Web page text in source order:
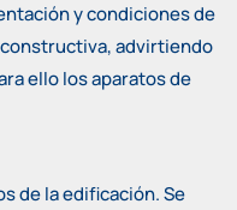
y condiciones de
advirtiendo
ello los aparatos de
de la edificación. Se